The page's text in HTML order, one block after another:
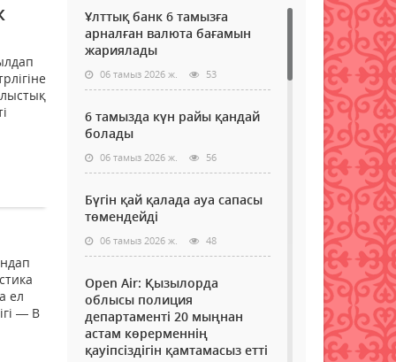
ел
— В
Ұлттық банк 6 тамызға
арналған валюта бағамын
жариялады
06 тамыз 2026 ж. 53
6 тамызда күн райы қандай
болады
06 тамыз 2026 ж. 56
Бүгін қай қалада ауа сапасы
төмендейді
06 тамыз 2026 ж. 48
Open Air: Қызылорда
облысы полиция
департаменті 20 мыңнан
астам көрерменнің
қауіпсіздігін қамтамасыз етті